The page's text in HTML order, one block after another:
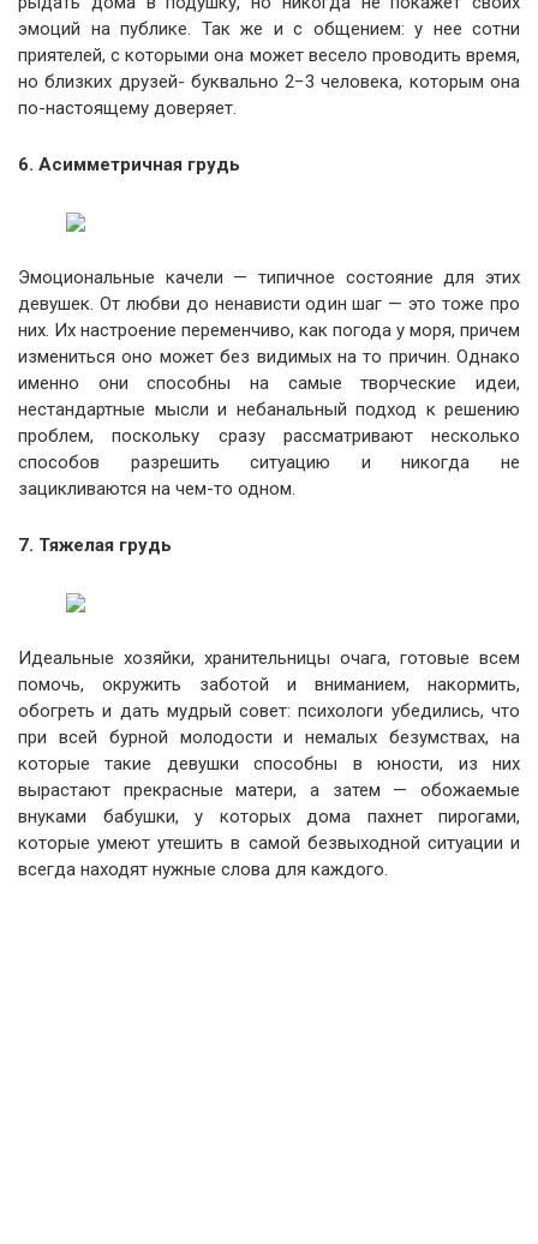
эмоций на публике. Так же и с общением: у нее сотни
приятелей, с которыми она может весело проводить время,
но близких друзей- буквально 2−3 человека, которым она
по-настоящему доверяет.
6. Асимметричная грудь
Эмоциональные качели — типичное состояние для этих
девушек. От любви до ненависти один шаг — это тоже про
них. Их настроение переменчиво, как погода у моря, причем
измениться оно может без видимых на то причин. Однако
именно они способны на самые творческие идеи,
нестандартные мысли и небанальный подход к решению
проблем, поскольку сразу рассматривают несколько
способов разрешить ситуацию и никогда не
зацикливаются на чем-то одном.
7. Тяжелая грудь
Идеальные хозяйки, хранительницы очага, готовые всем
помочь, окружить заботой и вниманием, накормить,
обогреть и дать мудрый совет: психологи убедились, что
при всей бурной молодости и немалых безумствах, на
которые такие девушки способны в юности, из них
вырастают прекрасные матери, а затем — обожаемые
внуками бабушки, у которых дома пахнет пирогами,
которые умеют утешить в самой безвыходной ситуации и
всегда находят нужные слова для каждого.